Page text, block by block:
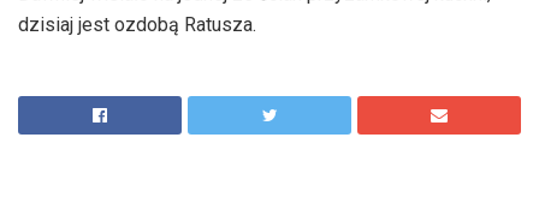
dzisiaj jest ozdobą Ratusza.